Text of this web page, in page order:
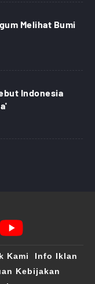
Melihat Bumi
Indonesia
Kami
Info Iklan
Kebijakan